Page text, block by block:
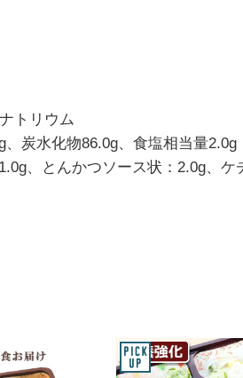
トリウム
炭水化物86.0g、食塩相当量2.0g
、とんかつソース状：2.0g、ケ